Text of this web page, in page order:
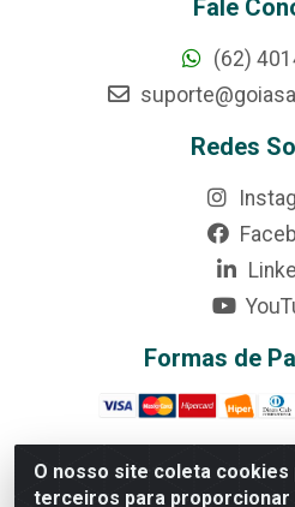
O nosso site coleta cookies
terceiros para proporcionar
Fale
(62)
Redes
Formas de
Rede Brasil - Avenida